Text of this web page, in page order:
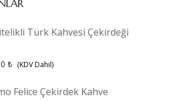
Türk Kahvesi Çekirdeği
₺ (KDV Dahil)
Felice Çekirdek Kahve